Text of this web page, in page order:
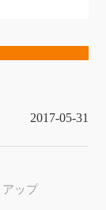
2017-05-31
ップ